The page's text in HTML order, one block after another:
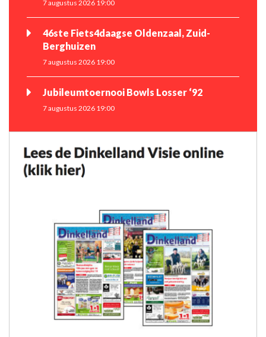
7 augustus 2026 19:00
46ste Fiets4daagse Oldenzaal, Zuid-
Berghuizen
7 augustus 2026 19:00
Jubileumtoernooi Bowls Losser ‘92
7 augustus 2026 19:00